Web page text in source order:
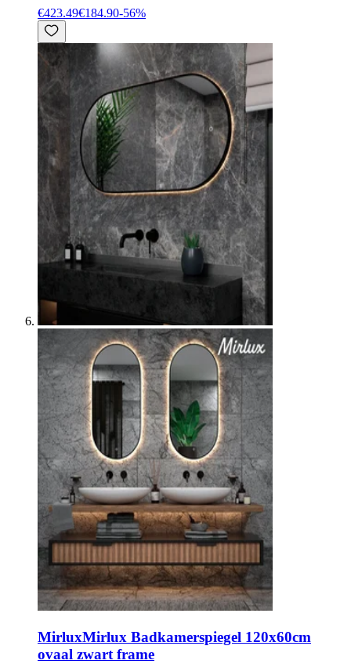
€423.49€184.90-56%
MirluxMirlux Badkamerspiegel 120x60cm
ovaal zwart frame